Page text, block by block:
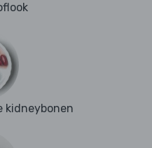
kidneybonen